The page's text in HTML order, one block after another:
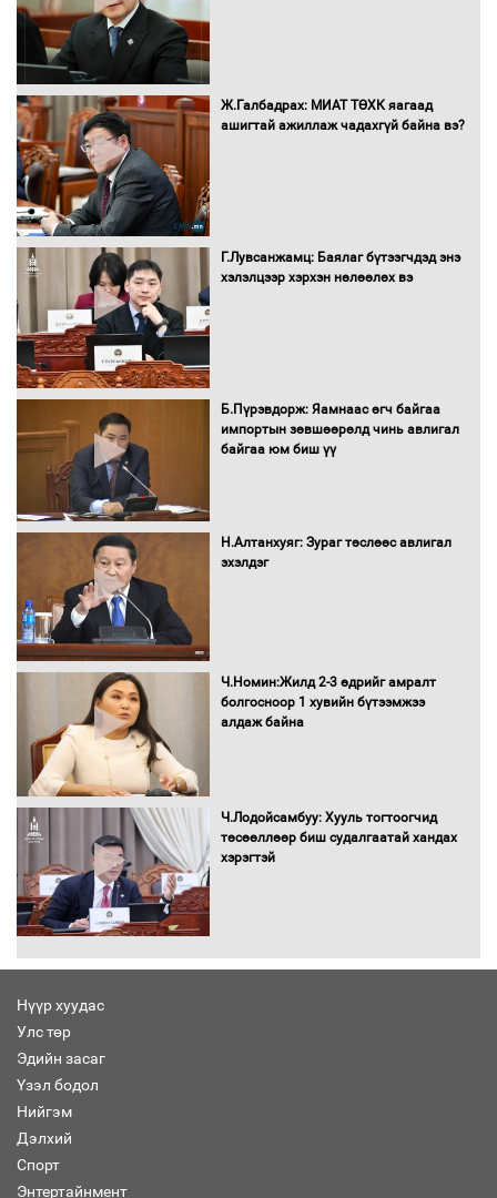
Бүх шатанд хэмнэлтийн горимд
шилжиж, найр наадам, зөвлөгөөн,
орчныг бүрдүүллээ
баримт
Ж.Галбадрах: МИАТ ТӨХК яагаад
ашигтай ажиллаж чадахгүй байна вэ?
Г.Лувсанжамц: Баялаг бүтээгчдэд энэ
хэлэлцээр хэрхэн нөлөөлөх вэ
Б.Пүрэвдорж: Яамнаас өгч байгаа
импортын зөвшөөрөлд чинь авлигал
байгаа юм биш үү
Н.Алтанхуяг: Зураг төслөөс авлигал
эхэлдэг
Ч.Номин:Жилд 2-3 өдрийг амралт
болгосноор 1 хувийн бүтээмжээ
алдаж байна
Ч.Лодойсамбуу: Хууль тогтоогчид
төсөөллөөр биш судалгаатай хандах
хэрэгтэй
Нүүр хуудас
Улс төр
Эдийн засаг
Үзэл бодол
Нийгэм
Дэлхий
Спорт
Энтертайнмент